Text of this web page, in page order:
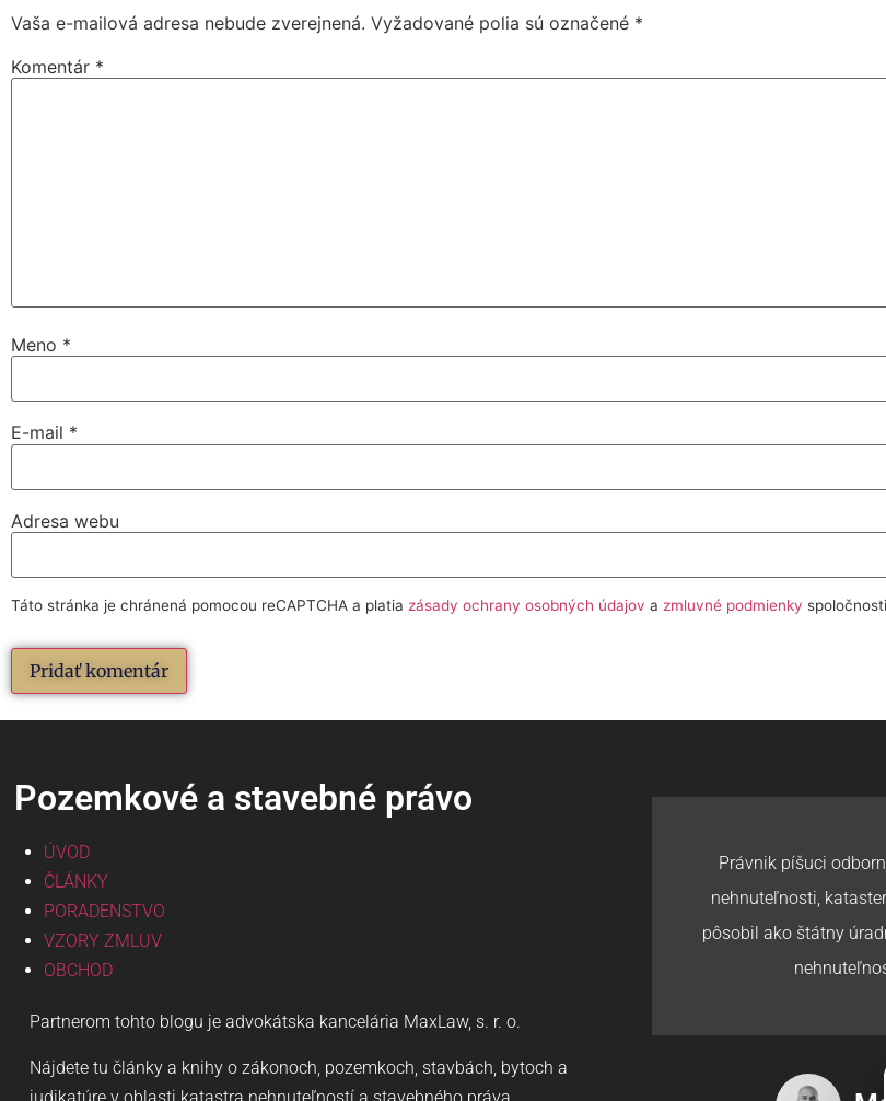
Vaša e-mailová adresa nebude zverejnená. Vyžadované polia sú označené *
Komentár *
Meno *
E-mail *
Adresa webu
Táto stránka je chránená pomocou reCAPTCHA a platia zásady ochrany osobných údajov a zmluvné podmienky
Pozemkové a stavebné právo
ÚVOD
ČLÁNKY
PORADENSTVO
VZORY ZMLUV
OBCHOD
Partnerom tohto blogu je advokátska kancelária MaxLaw, s. r. o.
Nájdete tu články a knihy o zákonoch, pozemkoch, stavbách, bytoch a
judikatúre v oblasti katastra nehnuteľností a stavebného práva.
Právnik píšuci
nehnuteľnosti,
pôsobil ako štátny